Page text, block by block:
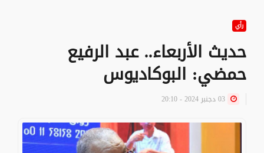
رأي
حديث الأربعاء.. عبد الرفيع
حمضي: البوكاديوس